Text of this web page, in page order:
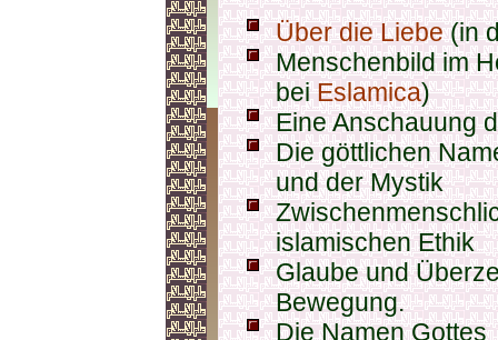
Über die Liebe(in
Menschenbild im
beiEslamica)
Eine Anschauung
Die göttlichen
und der Mystik
islamischen Ethik
Glaube und
Bewegung.
Die Namen Gottes